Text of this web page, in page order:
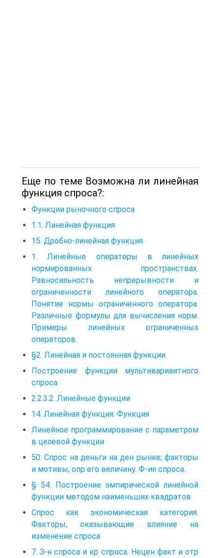
Еще по теме Возможна ли линейная
функция спроса?:
Функции рыночного спроса
1.1. Линейная функция
15. Дробно-линейная функция
1. Линейные операторы в линейных
нормированных пространствах.
Равносильность непрерывности и
ограниченности линейного оператора.
Понятие нормы ограниченного оператора.
Различные формулы для вычисления норм.
Примеры линейных ограниченных
операторов.
§2. Линейная и постоянная функции
Построение функции мультивариаитного
спроса
2.2.3.2. Линейные функции
14. Линейная функция. Функция
Линейное программирование с параметром
в целевой функции
50. Спрос на деньги на ден рынке; факторы
и мотивы, опр его величину. Ф-ия спроса.
§ 54. Построение эмпирической линейной
функции методом наименьших квадратов
Спрос как экономическая категория.
Факторы, оказывающие влияние на
изменение спроса
7. З-н спроса и кр спроса. Нецен факт и отр